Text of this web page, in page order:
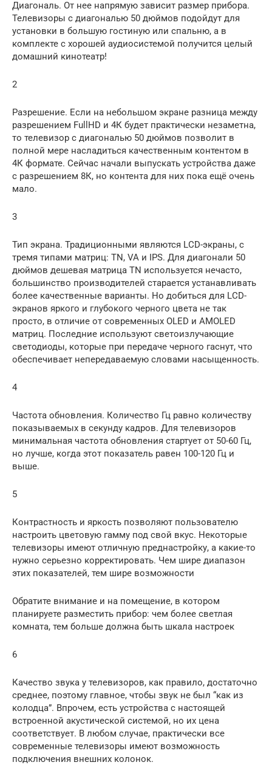
Диагональ. От нее напрямую зависит размер прибора.
Телевизоры с диагональю 50 дюймов подойдут для
установки в большую гостиную или спальню, а в
комплекте с хорошей аудиосистемой получится целый
домашний кинотеатр!
2
Разрешение. Если на небольшом экране разница между
разрешением FullHD и 4К будет практически незаметна,
то телевизор с диагональю 50 дюймов позволит в
полной мере насладиться качественным контентом в
4К формате. Сейчас начали выпускать устройства даже
с разрешением 8К, но контента для них пока ещё очень
мало.
3
Тип экрана. Традиционными являются LCD-экраны, с
тремя типами матриц: TN, VA и IPS. Для диагонали 50
дюймов дешевая матрица TN используется нечасто,
большинство производителей старается устанавливать
более качественные варианты. Но добиться для LCD-
экранов яркого и глубокого черного цвета не так
просто, в отличие от современных OLED и AMOLED
матриц. Последние используют светоизлучающие
светодиоды, которые при передаче черного гаснут, что
обеспечивает непередаваемую словами насыщенность.
4
Частота обновления. Количество Гц равно количеству
показываемых в секунду кадров. Для телевизоров
минимальная частота обновления стартует от 50-60 Гц,
но лучше, когда этот показатель равен 100-120 Гц и
выше.
5
Контрастность и яркость позволяют пользователю
настроить цветовую гамму под свой вкус. Некоторые
телевизоры имеют отличную преднастройку, а какие-то
нужно серьезно корректировать. Чем шире диапазон
этих показателей, тем шире возможности
Обратите внимание и на помещение, в котором
планируете разместить прибор: чем более светлая
комната, тем больше должна быть шкала настроек
6
Качество звука у телевизоров, как правило, достаточно
среднее, поэтому главное, чтобы звук не был “как из
колодца”. Впрочем, есть устройства с настоящей
встроенной акустической системой, но их цена
соответствует. В любом случае, практически все
современные телевизоры имеют возможность
подключения внешних колонок.